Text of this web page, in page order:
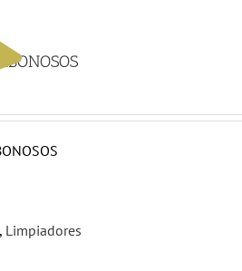
, Limpiadores